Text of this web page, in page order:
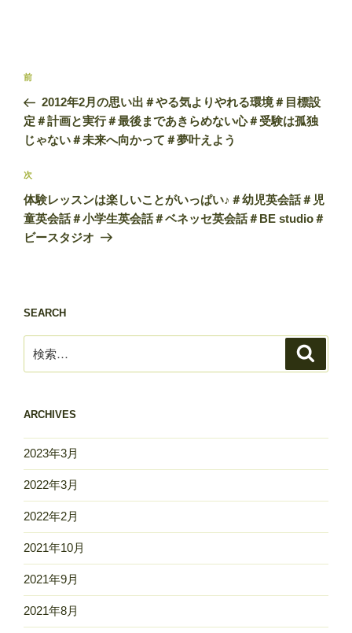
投
ナ
ビ
ー
シ
ョ
ン
前
の
投
稿
前
2012年2月の思い出＃やる気よりやれる環境＃目標設
定＃計画と実行＃最後まであきらめない心＃受験は孤独
じゃない＃未来へ向かって＃夢叶えよう
次
の
投
稿
次
体験レッスンは楽しいことがいっぱい♪＃幼児英会話＃児
童英会話＃小学生英会話＃ベネッセ英会話＃BE studio＃
ビースタジオ
SEARCH
索:
ARCHIVES
2023年3月
2022年3月
2022年2月
2021年10月
2021年9月
2021年8月